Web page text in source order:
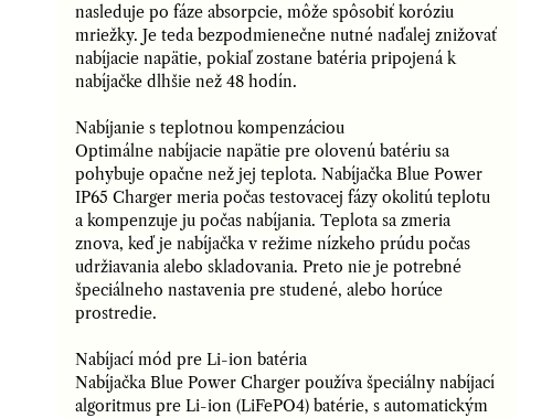
nasleduje po fáze absorpcie, môže spôsobiť koróziu
mriežky. Je teda bezpodmienečne nutné naďalej znižovať
nabíjacie napätie, pokiaľ zostane batéria pripojená k
nabíjačke dlhšie než 48 hodín.
Nabíjanie s teplotnou kompenzáciou
Optimálne nabíjacie napätie pre olovenú batériu sa
pohybuje opačne než jej teplota. Nabíjačka Blue Power
IP65 Charger meria počas testovacej fázy okolitú teplotu
a kompenzuje ju počas nabíjania. Teplota sa zmeria
znova, keď je nabíjačka v režime nízkeho prúdu počas
udržiavania alebo skladovania. Preto nie je potrebné
špeciálneho nastavenia pre studené, alebo horúce
prostredie.
Nabíjací mód pre Li-ion batéria
Nabíjačka Blue Power Charger používa špeciálny nabíjací
algoritmus pre Li-ion (LiFePO4) batérie, s automatickým